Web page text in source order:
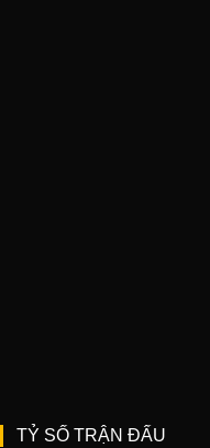
TỶ SỐ TRẬN ĐẤU